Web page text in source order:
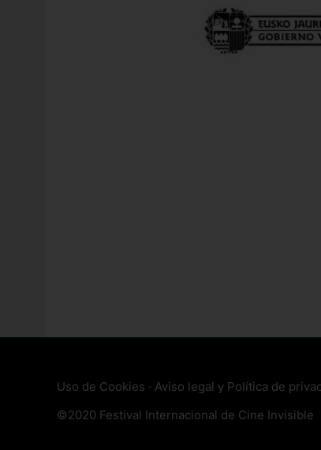
Uso de Cookies · Aviso legal y Política de
©2020 Festival Internacional de Cine Invisible